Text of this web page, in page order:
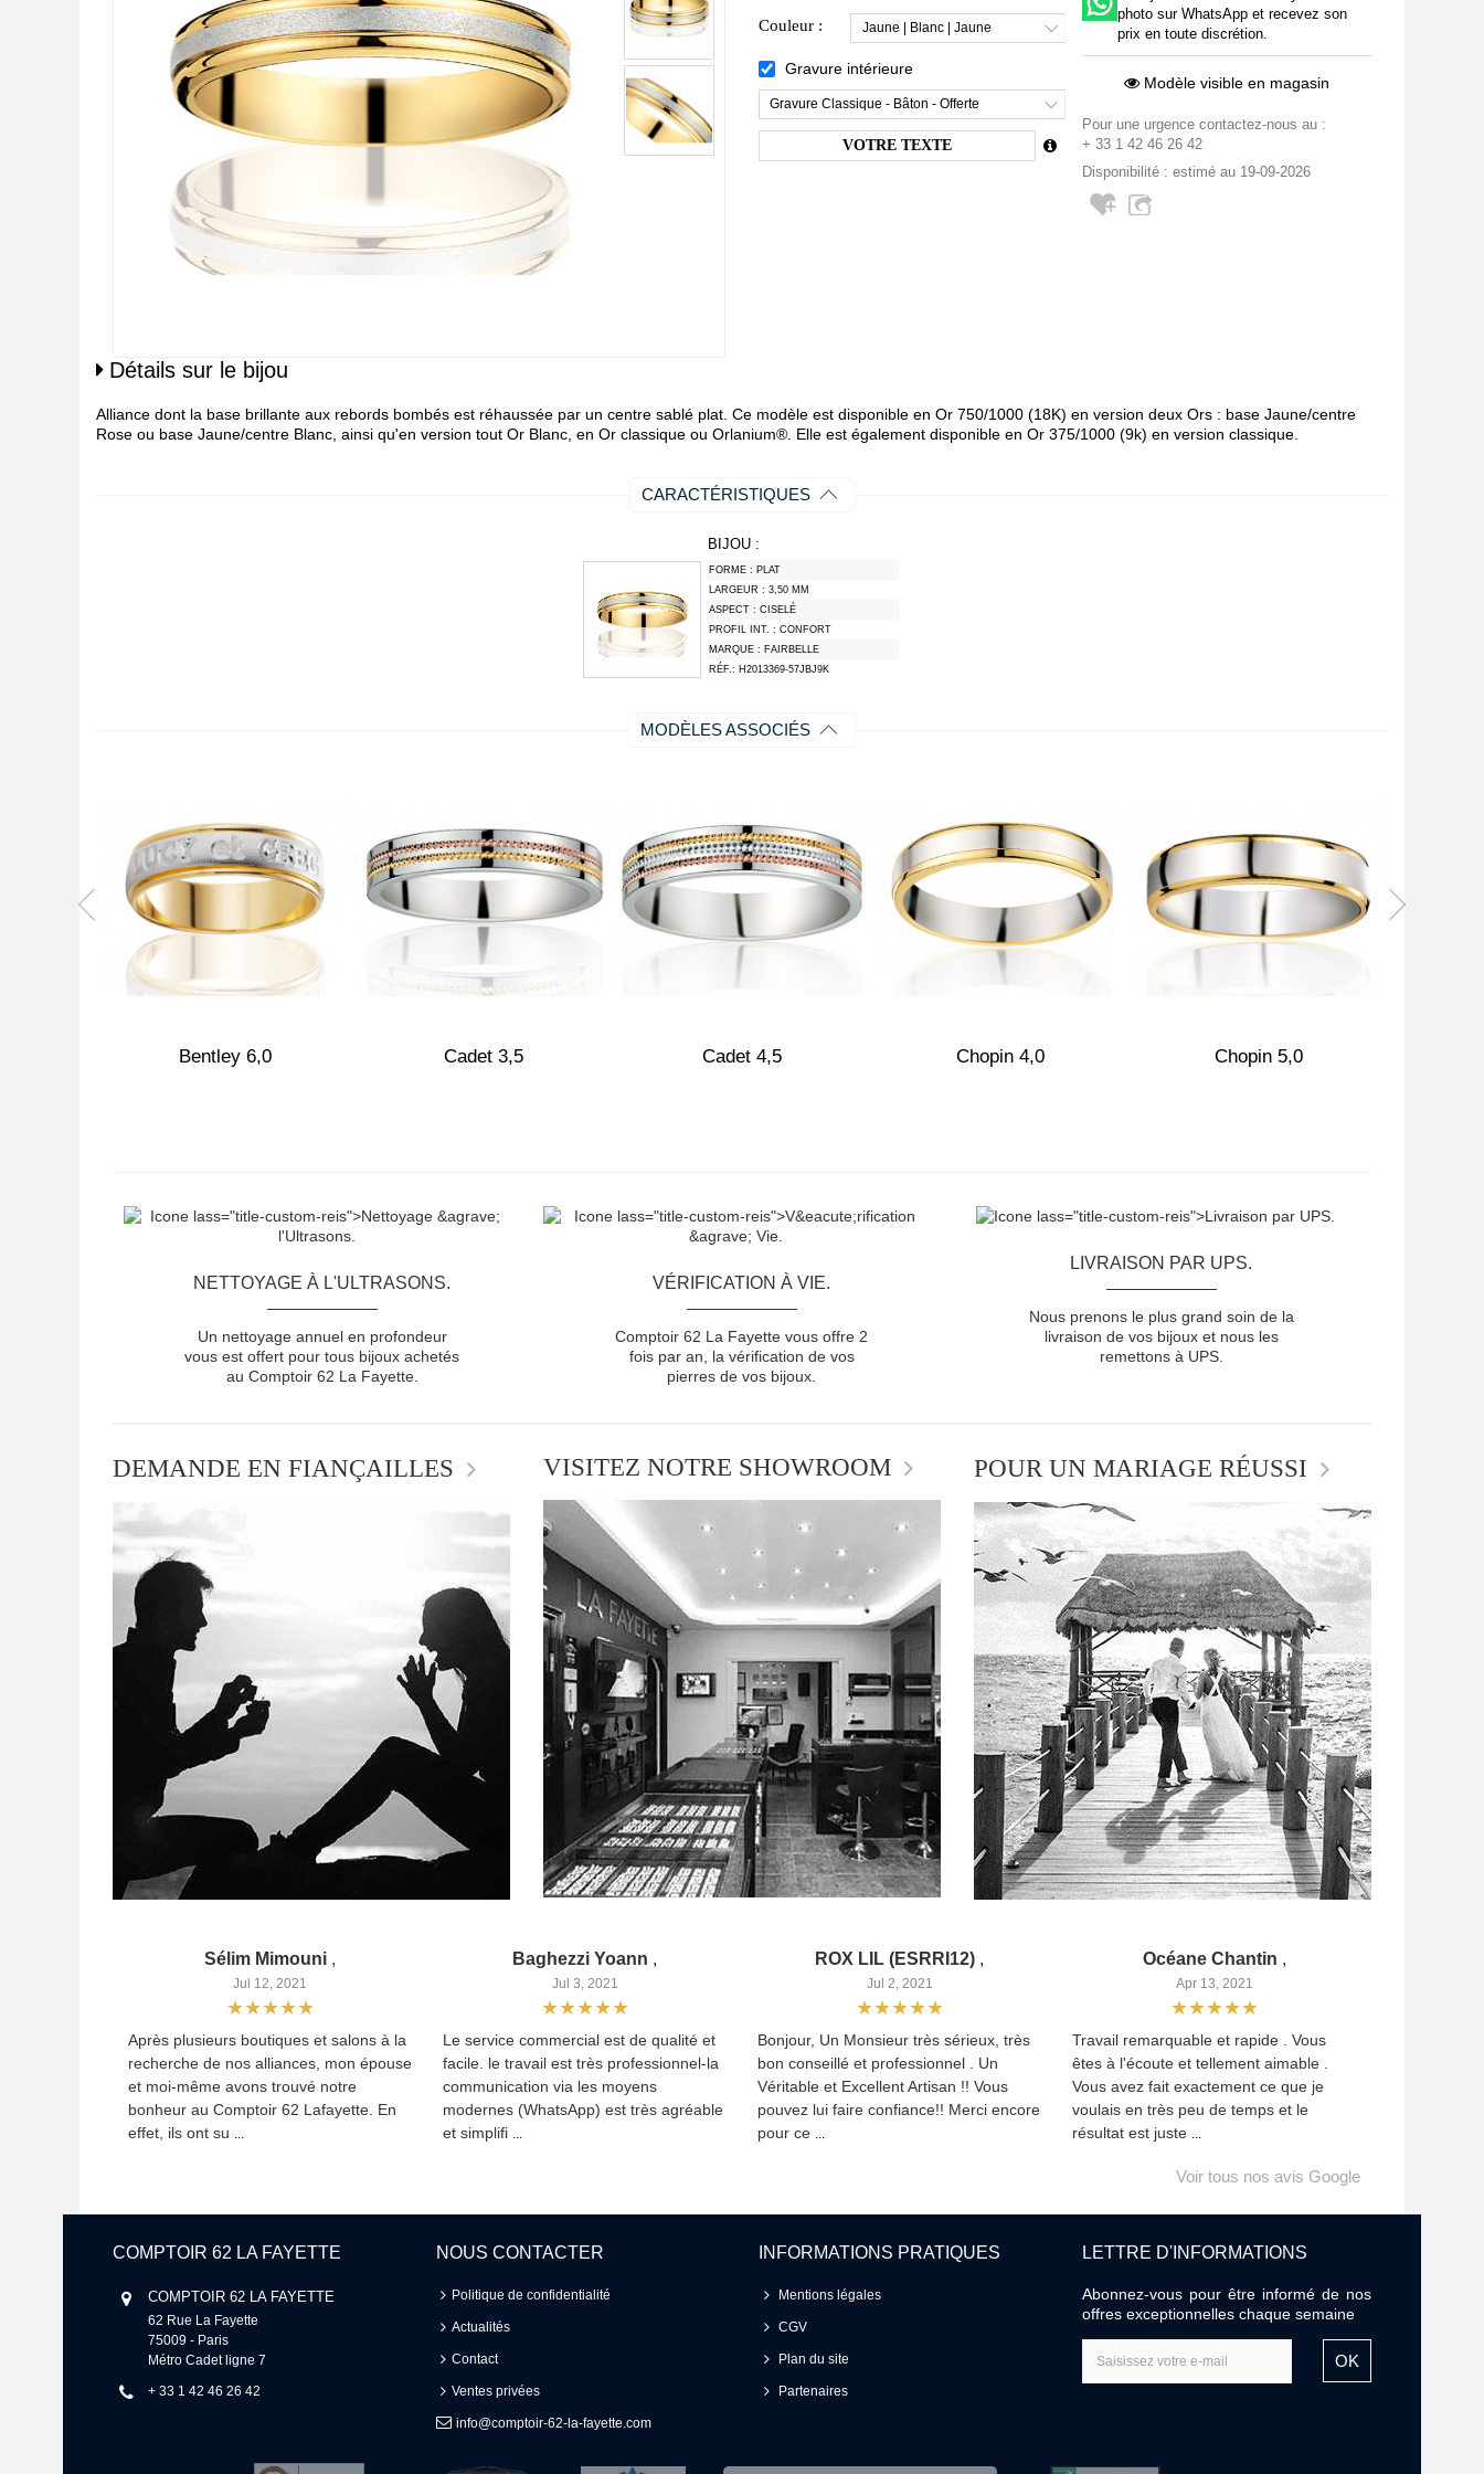
Couleur : Jaune | Blanc | Jaune
Gravure intérieure
Gravure Classique - Bâton - Offerte
photo sur WhatsApp et recevez son
prix en toute discrétion.
Modèle visible en magasin
Pour une urgence contactez-nous au :
+ 33 1 42 46 26 42
Disponibilité : estimé au 19-09-2026
Détails sur le bijou
Alliance dont la base brillante aux rebords bombés est réhaussée par un centre sablé plat. Ce modèle est disponible en Or 750/1000 (18K) en version deux Ors : base Jaune/centre
Rose ou base Jaune/centre Blanc, ainsi qu'en version tout Or Blanc, en Or classique ou Orlanium®. Elle est également disponible en Or 375/1000 (9k) en version classique.
CARACTÉRISTIQUES
BIJOU :
FORME : PLAT
LARGEUR :3,50 MM
ASPECT :CISELÉ
PROFIL INT. :CONFORT
MARQUE : FAIRBELLE
RÉF.: H2013369-57JBJ9K
MODÈLES ASSOCIÉS
Bentley 6,0 Cadet 3,5 Cadet 4,5 Chopin 4,0 Chopin 5,0
NETTOYAGE À L'ULTRASONS.
Un nettoyage annuel en profondeur
vous est offert pour tous bijoux achetés
au Comptoir 62 La Fayette.
VÉRIFICATION À VIE.
Comptoir 62 La Fayette vous offre 2
fois par an, la vérification de vos
pierres de vos bijoux.
LIVRAISON PAR UPS.
Nous prenons le plus grand soin de la
livraison de vos bijoux et nous les
remettons à UPS.
DEMANDE EN FIANÇAILLES VISITEZ NOTRE SHOWROOM POUR UN MARIAGE RÉUSSI
Sélim Mimouni ,
Jul 12, 2021
Après plusieurs boutiques et salons à la
recherche de nos alliances, mon épouse
et moi-même avons trouvé notre
bonheur au Comptoir 62 Lafayette. En
effet, ils ont su ...
Baghezzi Yoann ,
Jul 3, 2021
Le service commercial est de qualité et
facile. le travail est très professionnel-la
communication via les moyens
modernes (WhatsApp) est très agréable
et simplifi ...
ROX LIL (ESRRI12) ,
Jul 2, 2021
Bonjour, Un Monsieur très sérieux, très
bon conseillé et professionnel . Un
Véritable et Excellent Artisan !! Vous
pouvez lui faire confiance!! Merci encore
pour ce ...
Océane Chantin ,
Apr 13, 2021
Travail remarquable et rapide . Vous
êtes à l'écoute et tellement aimable .
Vous avez fait exactement ce que je
voulais en très peu de temps et le
résultat est juste ...
Voir tous nos avis Google
COMPTOIR 62 LA FAYETTE
COMPTOIR 62 LA FAYETTE
62 Rue La Fayette
75009 - Paris
Métro Cadet ligne 7
+ 33 1 42 46 26 42
NOUS CONTACTER
Politique de confidentialité
Actualités
Contact
Ventes privées
info@comptoir-62-la-fayette.com
INFORMATIONS PRATIQUES
Mentions légales
CGV
Plan du site
Partenaires
LETTRE D'INFORMATIONS
Abonnez-vous pour être informé de nos
offres exceptionnelles chaque semaine
OK